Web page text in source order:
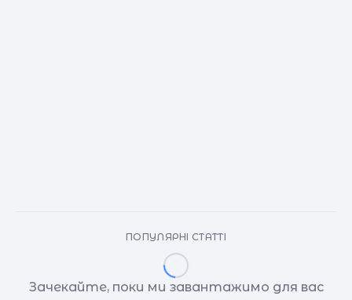
ПОПУЛЯРНІ СТАТТІ
Зачекайте, поки ми завантажимо для вас